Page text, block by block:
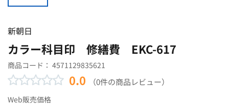
新朝日
カラー科目印 修繕費 EKC-617
商品コード： 4571129835621
0.0 （0件の商品レビュー）
Web販売価格